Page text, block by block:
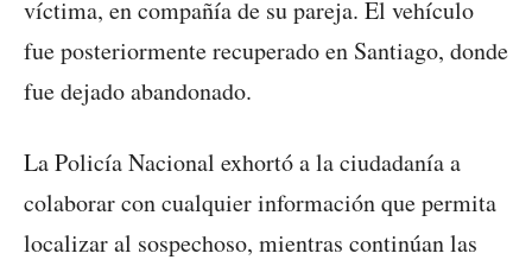
víctima, en compañía de su pareja. El vehículo
fue posteriormente recuperado en Santiago, donde
fue dejado abandonado.
La Policía Nacional exhortó a la ciudadanía a
colaborar con cualquier información que permita
localizar al sospechoso, mientras continúan las